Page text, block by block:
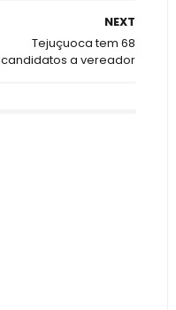
NEXT
Tejuçuoca tem 68
candidatos a vereador